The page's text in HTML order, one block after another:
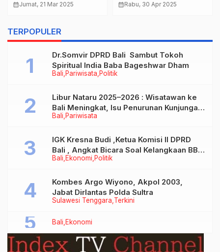
COVID-19 Kelurahan
Kesehatan di Pasar
TERPOPULER
Bali Pariwisata Politik
Dr.Somvir DPRD Bali Sambut Tokoh
Spiritual India Baba Bageshwar Dham
Bali Pariwisata
Libur Nataru 2025–2026 : Wisatawan ke
Bali Meningkat, Isu Penurunan Kunjungan
Tidak Benar
Bali Ekonomi Politik
IGK Kresna Budi ,Ketua Komisi II DPRD
Bali , Angkat Bicara Soal Kelangkaan BBM
Bersubsidi Jenis Solar
Sulawesi Tenggara Terkini
Kombes Argo Wiyono, Akpol 2003,
Jabat Dirlantas Polda Sultra
Bali Ekonomi